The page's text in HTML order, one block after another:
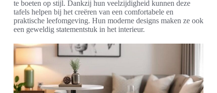
te boeten op stijl. Dankzij hun veelzijdigheid kunnen deze
tafels helpen bij het creëren van een comfortabele en
praktische leefomgeving. Hun moderne designs maken ze ook
een geweldig statementstuk in het interieur.